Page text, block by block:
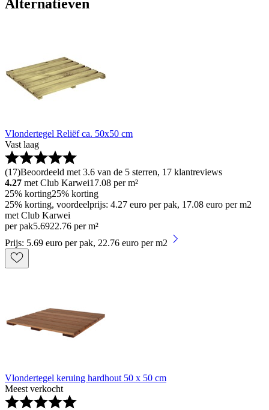
Alternatieven
Vlondertegel Reliëf ca. 50x50 cm
Vast laag
(17)Beoordeeld met 3.6 van de 5 sterren, 17 klantreviews
4.27 met Club Karwei17.08 per m²
25% korting25% korting
25% korting, voordeelprijs: 4.27 euro per pak, 17.08 euro per m2
met Club Karwei
per pak5.6922.76 per m²
Prijs: 5.69 euro per pak, 22.76 euro per m2
Vlondertegel keruing hardhout 50 x 50 cm
Meest verkocht